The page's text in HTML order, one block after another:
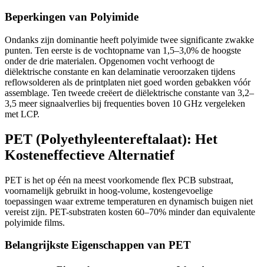
Beperkingen van Polyimide
Ondanks zijn dominantie heeft polyimide twee significante zwakke
punten. Ten eerste is de vochtopname van 1,5–3,0% de hoogste
onder de drie materialen. Opgenomen vocht verhoogt de
diëlektrische constante en kan delaminatie veroorzaken tijdens
reflowsolderen als de printplaten niet goed worden gebakken vóór
assemblage. Ten tweede creëert de diëlektrische constante van 3,2–
3,5 meer signaalverlies bij frequenties boven 10 GHz vergeleken
met LCP.
PET (Polyethyleentereftalaat): Het
Kosteneffectieve Alternatief
PET is het op één na meest voorkomende flex PCB substraat,
voornamelijk gebruikt in hoog-volume, kostengevoelige
toepassingen waar extreme temperaturen en dynamisch buigen niet
vereist zijn. PET-substraten kosten 60–70% minder dan equivalente
polyimide films.
Belangrijkste Eigenschappen van PET